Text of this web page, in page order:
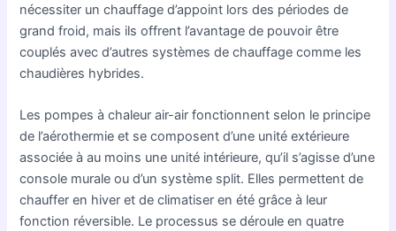
nécessiter un chauffage d’appoint lors des périodes de
grand froid, mais ils offrent l’avantage de pouvoir être
couplés avec d’autres systèmes de chauffage comme les
chaudières hybrides.
Les pompes à chaleur air-air fonctionnent selon le principe
de l’aérothermie et se composent d’une unité extérieure
associée à au moins une unité intérieure, qu’il s’agisse d’une
console murale ou d’un système split. Elles permettent de
chauffer en hiver et de climatiser en été grâce à leur
fonction réversible. Le processus se déroule en quatre